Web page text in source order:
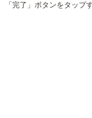
「完了」ボタンをタップ